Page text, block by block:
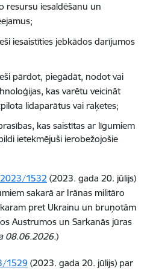
resursu iesaldēšanu un
iesaistīties jebkādos darījumos
pārdot, piegādāt, nodot vai
kas varētu veicināt
lidaparātus vai raķetes;
kas saistītas ar līgumiem
ietekmējuši ierobežojošie
2023/1532 (2023. gada 20. jūlijs)
sakarā ar Irānas militāro
pret Ukrainu un bruņotām
Austrumos un Sarkanās jūras
08.06.2026.)
1529 (2023. gada 20. jūlijs) par